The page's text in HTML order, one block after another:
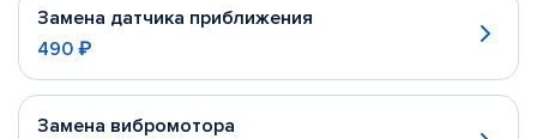
Замена датчика приближения
490 ₽
Замена вибромотора